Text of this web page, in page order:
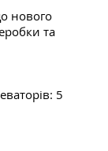
нового
та
5